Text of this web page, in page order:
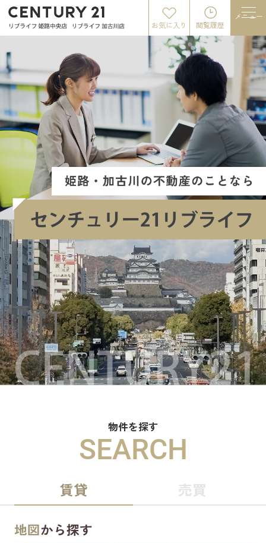
お気に入り 閲覧履歴
メニュー
物件を探す
SEARCH
賃貸 売買
地図から探す